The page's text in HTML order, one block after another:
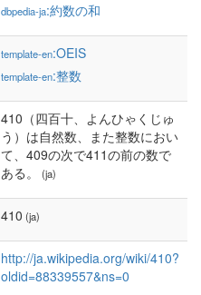
dbpedia-ja:約数の和
template-en:OEIS
template-en:整数
410（四百十、よんひゃくじゅ
う）は自然数、また整数におい
て、409の次で411の前の数で
ある。
(ja)
410 (ja)
http://ja.wikipedia.org/wiki/410?
oldid=88339557&ns=0